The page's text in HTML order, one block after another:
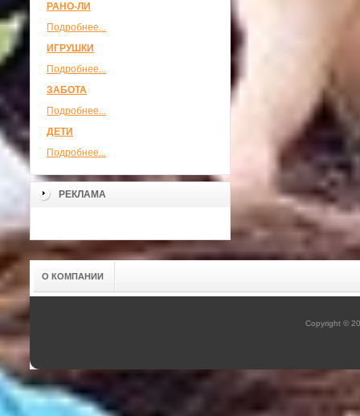
РАНО-ЛИ
Подробнее...
ИГРУШКИ
Подробнее...
ЗАБОТА
Подробнее...
ДЕТИ
Подробнее...
РЕКЛАМА
О КОМПАНИИ
Copyright ©